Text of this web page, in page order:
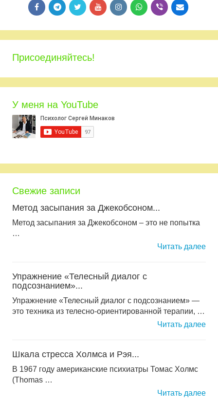
Присоединяйтесь!
У меня на YouTube
Свежие записи
Метод засыпания за Джекобсоном...
Метод засыпания за Джекобсоном – это не попытка
…
Читать далее
Упражнение «Телесный диалог с
подсознанием»...
Упражнение «Телесный диалог с подсознанием» —
это техника из телесно-ориентированной терапии, …
Читать далее
Шкала стресса Холмса и Рэя...
В 1967 году американские психиатры Томас Холмс
(Thomas …
Читать далее